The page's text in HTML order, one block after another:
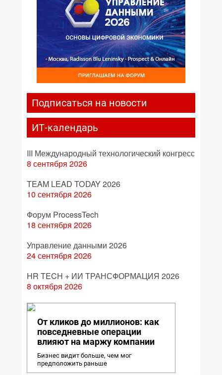
Подписаться на новости
ИТ-календарь
III Международный технологический конгресс
8 сентября 2026
TEAM LEAD TODAY 2026
10 сентября 2026
Форум ProcessTech
18 сентября 2026
Управление данными 2026
24 сентября 2026
HR TECH + ИИ ТРАНСФОРМАЦИЯ 2026
8 октября 2026
От кликов до миллионов: как
повседневные операции
влияют на маржу компании
Бизнес видит больше, чем мог
предположить раньше